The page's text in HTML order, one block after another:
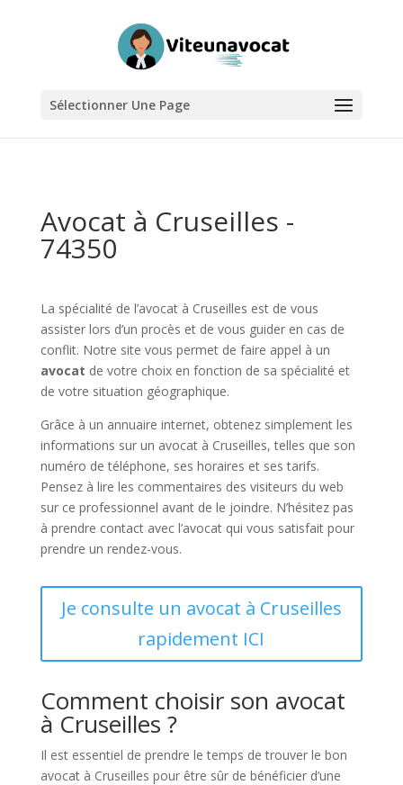
Sélectionner Une Page
Avocat à Cruseilles -
74350
La spécialité de l’avocat à Cruseilles est de vous
assister lors d’un procès et de vous guider en cas de
conflit. Notre site vous permet de faire appel à un
avocat de votre choix en fonction de sa spécialité et
de votre situation géographique.
Grâce à un annuaire internet, obtenez simplement les
informations sur un avocat à Cruseilles, telles que son
numéro de téléphone, ses horaires et ses tarifs.
Pensez à lire les commentaires des visiteurs du web
sur ce professionnel avant de le joindre. N’hésitez pas
à prendre contact avec l’avocat qui vous satisfait pour
prendre un rendez-vous.
Je consulte un avocat à Cruseilles
rapidement ICI
Comment choisir son avocat
à Cruseilles ?
Il est essentiel de prendre le temps de trouver le bon
avocat à Cruseilles pour être sûr de bénéficier d’une